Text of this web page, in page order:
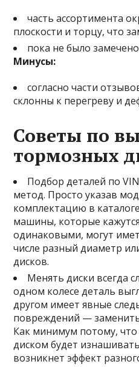
часть ассортимента
плоскости и торцу, что
пока не было
Минусы:
согласно части
склонны к перегреву и
Советы по
тормозных
Подбор деталей по
метод. Просто указав
комплектацию в
машины, которые
одинаковыми, могут
числе разный диаметр
дисков.
Менять диски всегда
одном колесе деталь
другом имеет явные
повреждений —
Как минимум потому,
диском будет
возникнет эффект